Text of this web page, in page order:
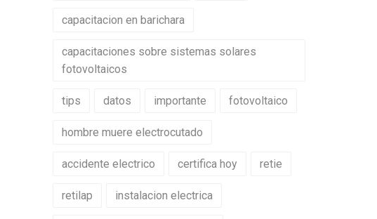
capacitacion en barichara
capacitaciones sobre sistemas solares
fotovoltaicos
tips datos importante fotovoltaico
hombre muere electrocutado
accidente electrico certifica hoy retie
retilap instalacion electrica